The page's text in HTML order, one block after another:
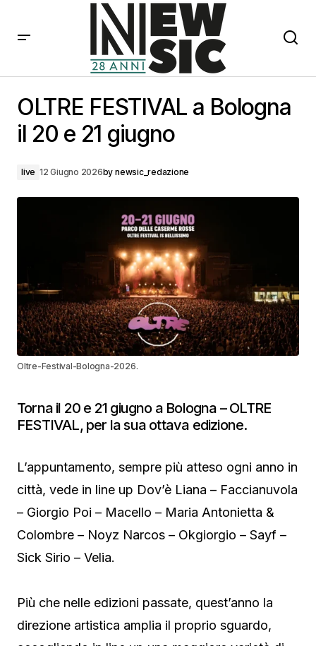
OLTRE FESTIVAL a Bologna
il 20 e 21 giugno
live 12 Giugno 2026by newsic_redazione
Oltre-Festival-Bologna-2026.
Torna il 20 e 21 giugno a Bologna – OLTRE
FESTIVAL, per la sua ottava edizione.
L’appuntamento, sempre più atteso ogni anno in
città, vede in line up Dov’è Liana – Faccianuvola
– Giorgio Poi – Macello – Maria Antonietta &
Colombre – Noyz Narcos – Okgiorgio – Sayf –
Sick Sirio – Velia.
Più che nelle edizioni passate, quest’anno la
direzione artistica amplia il proprio sguardo,